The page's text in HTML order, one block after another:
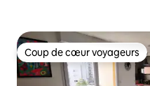
Coup de cœur voyageurs
Coup de cœur voyageurs